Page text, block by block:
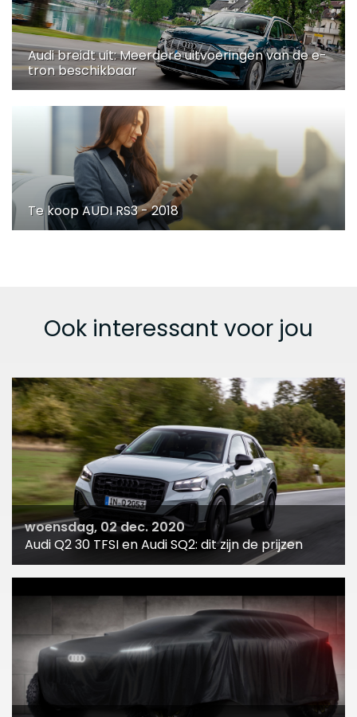
Audi breidt uit: Meerdere uitvoeringen van de e-
tron beschikbaar
Te koop AUDI RS3 - 2018
Ook interessant voor jou
woensdag, 02 dec. 2020
Audi Q2 30 TFSI en Audi SQ2: dit zijn de prijzen